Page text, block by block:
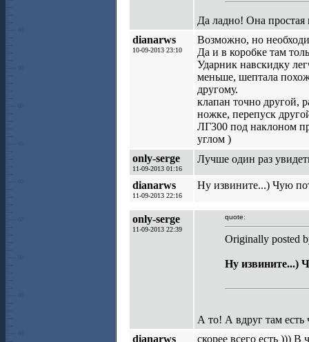
Да ладно! Она простая
dianarws
10-09-2013 23:10
Возможно, но
Да и в коробке там
Ударник навскидку
меньше, шептала
другому.
клапан точно другой,
ножке, перепуск
ЛГ300 под наклоном
углом )
only-serge
11-09-2013 01:16
Лучше один раз
dianarws
11-09-2013 22:16
Ну извините...) Чую
only-serge
11-09-2013 22:39
quote:
Originally posted
Ну извините...)
А то! А вдруг там есть
dianarws
скорее всего есть )))